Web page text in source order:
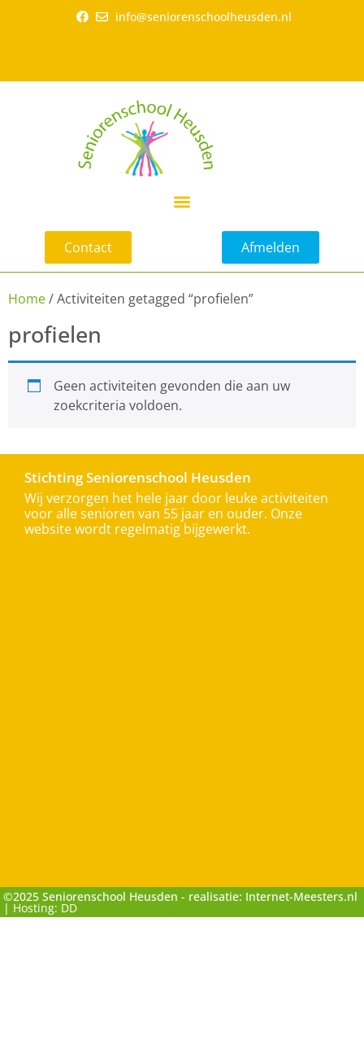
info@seniorenschoolheusden.nl
Contact Afmelden
Home/ Activiteiten getagged “profielen”
profielen
Geen activiteiten gevonden die aan uw
zoekcriteria voldoen.
Stichting Seniorenschool Heusden
Wij verzorgen het hele jaar door leuke activiteiten
voor alle senioren van 55 jaar en ouder. Onze
website wordt regelmatig bijgewerkt.
©2025 Seniorenschool Heusden - realisatie: Internet-Meesters.nl
| Hosting: DD